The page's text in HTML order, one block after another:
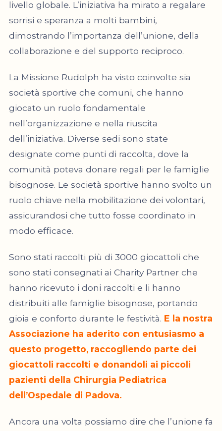
livello globale. L’iniziativa ha mirato a regalare
sorrisi e speranza a molti bambini,
dimostrando l’importanza dell’unione, della
collaborazione e del supporto reciproco.
La Missione Rudolph ha visto coinvolte sia
società sportive che comuni, che hanno
giocato un ruolo fondamentale
nell’organizzazione e nella riuscita
dell’iniziativa. Diverse sedi sono state
designate come punti di raccolta, dove la
comunità poteva donare regali per le famiglie
bisognose. Le società sportive hanno svolto un
ruolo chiave nella mobilitazione dei volontari,
assicurandosi che tutto fosse coordinato in
modo efficace.
Sono stati raccolti più di 3000 giocattoli che
sono stati consegnati ai Charity Partner che
hanno ricevuto i doni raccolti e li hanno
distribuiti alle famiglie bisognose, portando
gioia e conforto durante le festività. E la nostra
Associazione ha aderito con entusiasmo a
questo progetto, raccogliendo parte dei
giocattoli raccolti e donandoli ai piccoli
pazienti della Chirurgia Pediatrica
dell’Ospedale di Padova.
Ancora una volta possiamo dire che l’unione fa